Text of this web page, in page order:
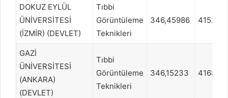
DOKUZ EYLÜL
ÜNİVERSİTESİ
(İZMİR) (DEVLET)
Tıbbi
Görüntüleme
Teknikleri
346,45986 415204
GAZİ
ÜNİVERSİTESİ
(ANKARA)
(DEVLET)
Tıbbi
Görüntüleme
Teknikleri
346,15233 416893